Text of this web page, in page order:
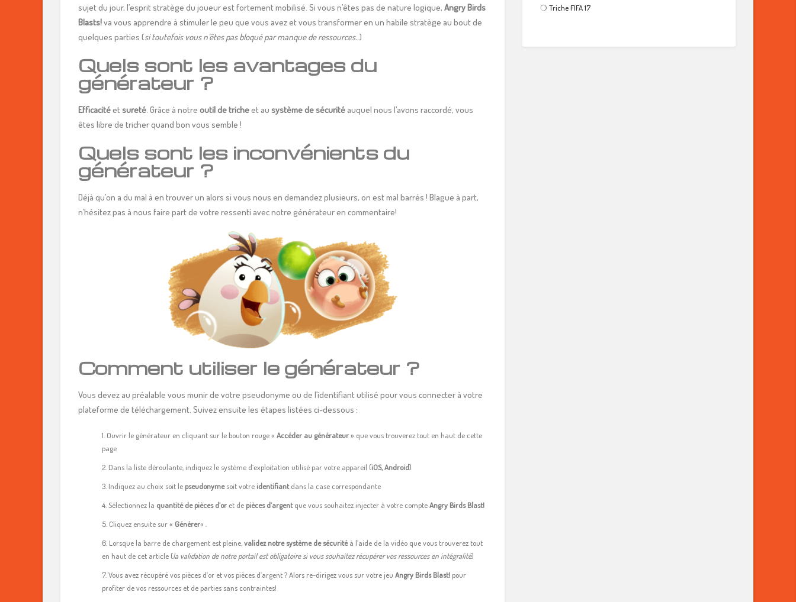
sujet du jour, l’esprit stratège du joueur est fortement mobilisé. Si vous n’êtes pas de nature logique, Angry Birds
Blasts!va vous apprendre à stimuler le peu que vous avez et vous transformer en un habile stratège au bout de
quelques parties (si toutefois vous n’êtes pas bloqué par manque de ressources..)
Quels sont les avantages du
générateur ?
Efficacitéetsureté. Grâce à notre outil de tricheet au système de sécurité auquel nous l’avons raccordé, vous
êtes libre de tricher quand bon vous semble !
Quels sont les inconvénients du
générateur ?
Déjà qu’on a du mal à en trouver un alors si vous nous en demandez plusieurs, on est mal barrés ! Blague à part,
n’hésitez pas à nous faire part de votre ressenti avec notre générateur en commentaire!
Comment utiliser le générateur ?
Vous devez au préalable vous munir de votre pseudonyme ou de l’identifiant utilisé pour vous connecter à votre
plateforme de téléchargement. Suivez ensuite les étapes listées ci-dessous :
Ouvrir le générateur en cliquant sur le bouton rouge « Accéder au générateur» que vous trouverez tout en haut de cette
page
Dans la liste déroulante, indiquez le système d’exploitation utilisé par votre appareil (iOS, Android)
Indiquez au choix soit le pseudonymesoit votreidentifiantdans la case correspondante
Sélectionnez la quantité de pièces d’or et de pièces d’argentque vous souhaitez injecter à votre compteAngry Birds Blast!
Cliquez ensuite sur « Générer« .
Lorsque la barre de chargement est pleine, validez notre système de sécuritéà l’aide de la vidéo que vous trouverez tout
en haut de cet article (la validation de notre portail est obligatoire si vous souhaitez récupérer vos ressources en intégralité)
Vous avez récupéré vos pièces d’or et vos pièces d’argent ? Alors re-dirigez vous sur votre jeu Angry Birds Blast! pour
profiter de vos ressources et de parties sans contraintes!
❍ Triche FIFA 17